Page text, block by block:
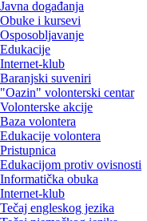
Javna događanja
Obuke i kursevi
Osposobljavanje
Edukacije
Internet-klub
Baranjski suveniri
"Oazin" volonterski centar
Volonterske akcije
Baza volontera
Edukacije volontera
Pristupnica
Edukacijom protiv ovisnosti
Informatička obuka
Internet-klub
Tečaj engleskog jezika